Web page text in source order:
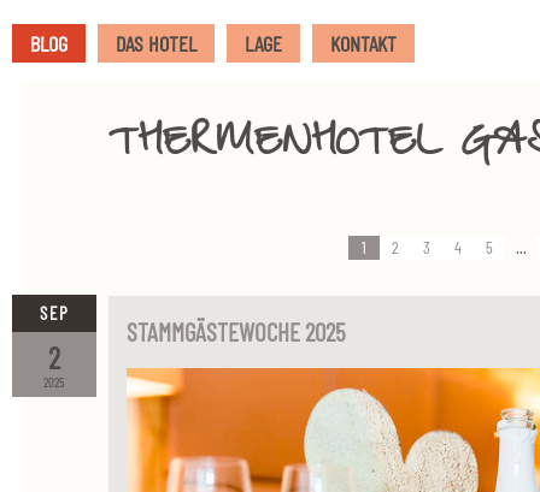
BLOG DAS HOTEL LAGE KONTAKT
THERMENHOTEL
1 2 3 4 5 ...
2025
2
SEP
STAMMGÄSTEWOCHE 2025